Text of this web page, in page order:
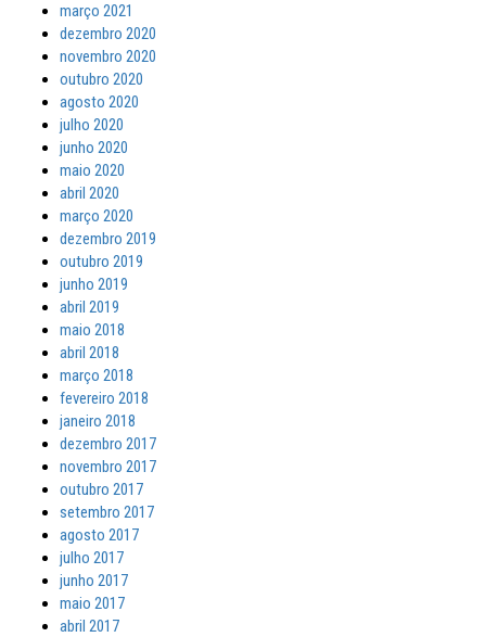
março 2021
dezembro 2020
novembro 2020
outubro 2020
agosto 2020
julho 2020
junho 2020
maio 2020
abril 2020
março 2020
dezembro 2019
outubro 2019
junho 2019
abril 2019
maio 2018
abril 2018
março 2018
fevereiro 2018
janeiro 2018
dezembro 2017
novembro 2017
outubro 2017
setembro 2017
agosto 2017
julho 2017
junho 2017
maio 2017
abril 2017